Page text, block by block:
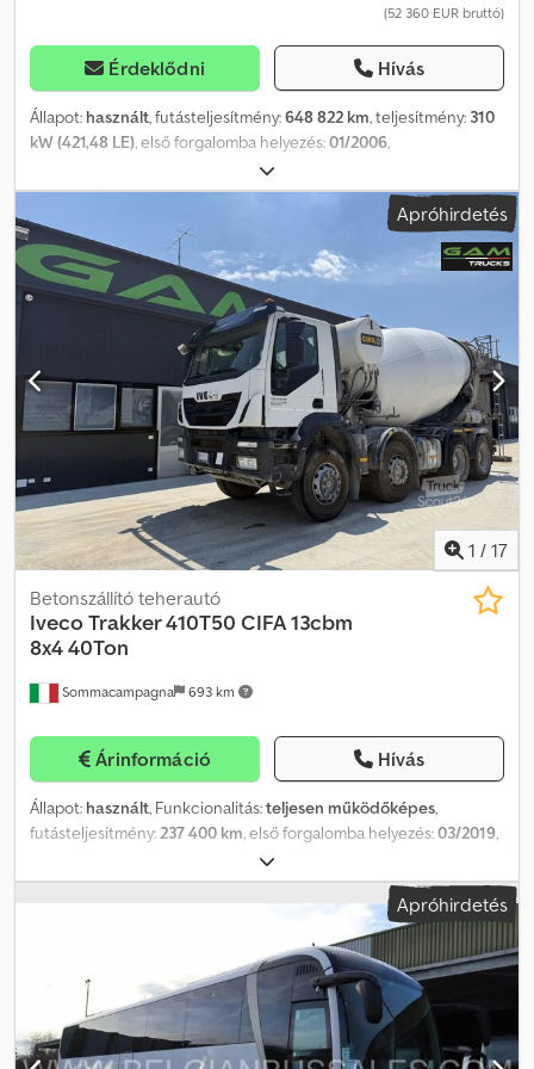
(52 360 EUR bruttó)
Érdeklődni Hívás
Állapot: használt, futásteljesítmény:648 822 km, teljesítmény: 310
kW (421,48 LE), első forgalomba helyezés:01/2006,
, ülések száma:
kibocsátási osztály:Euro 4, fékek:retarder, Gyártási év:2006,
Felszereltség:
ABS, elektronikus stabilitásprogram (ESP),
fedélzeti konyha, fürdőszoba, koromszűrő, légkondicionálás,
állófűtés, Eladó egy első tulajdonostól származó, használt Setra
416 GT HD autóbusz, automataváltóval, 49 fekvőhellyel,
klímaberendezéssel és Euro 4-es (részecskeszűrős) motorral.
Nettó ár: 49.500 euró A busz optikai és műszaki állapotáról
személyesen győződhet meg. Chsdpfx Ajyf Ti Ueproa Segítünk az
exporttal kapcsolatban: hitelesítjük az eredeti dokumentumokat a
célországba történő beilleszkedéshez, a beszállítói nyilatkozatot,
elkészítjük a kiviteli dokumentumokat, és szükség esetén a
vámmatricát is. - A busz megtekintése és tesztvezetése bármikor
lehetséges, beleértve a hétvégeket is, de előzetes telefonos
egyeztetés szükséges! Csere és a jármű elszállítása kérésre
megoldható. Látogasson el Facebook oldalunkra!
Apróhirdetés
1 / 17
Sommacampagna 693 km
Betonszállító teherautó
IvecoTrakker 410T50 CIFA 13cbm
8x4 40Ton
Árinformáció Hívás
Állapot: használt, Funkcionalitás:teljesen működőképes,
futásteljesítmény:237 400 km, első forgalomba helyezés:03/2019,
, saját tömeg:
teherbírás:24 032 kg, össztömeg:40 000 kg, gumiabroncs
, tengelytáv:430 mm,
, üzemanyagtartály kapacitása:300 l, fékek:
, vezetőfülke:nappali fülke, hajtástípus:
automata
, kibocsátási osztály: Euro 6, felfüggesztés:acél, ülések
2 , teljes hossz:943 mm , teljes szélesség: 250 mm ,
rakodótér térfogata:13 m³ , Gyártási év: 2019 , Felszereltség:
AdBlue, differenciálzár, elektromos ablakemelő, ködlámpák,
Apróhirdetés